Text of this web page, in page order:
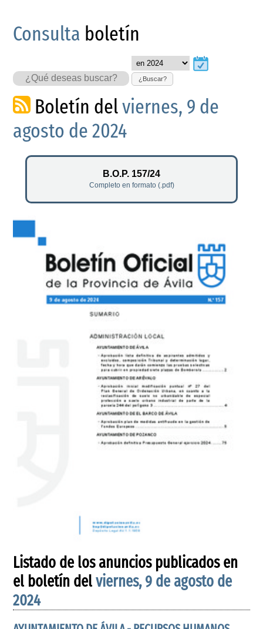
Consulta boletín
¿Buscar?
Boletín delviernes, 9 de
agosto de 2024
B.O.P. 157/24
Completo en formato (.pdf)
Listado de los anuncios publicados en
el boletín delviernes, 9 de agosto de
2024